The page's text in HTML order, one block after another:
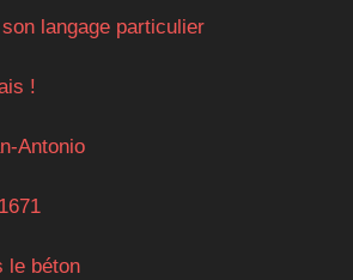
langage particulier
!
Antonio
le béton